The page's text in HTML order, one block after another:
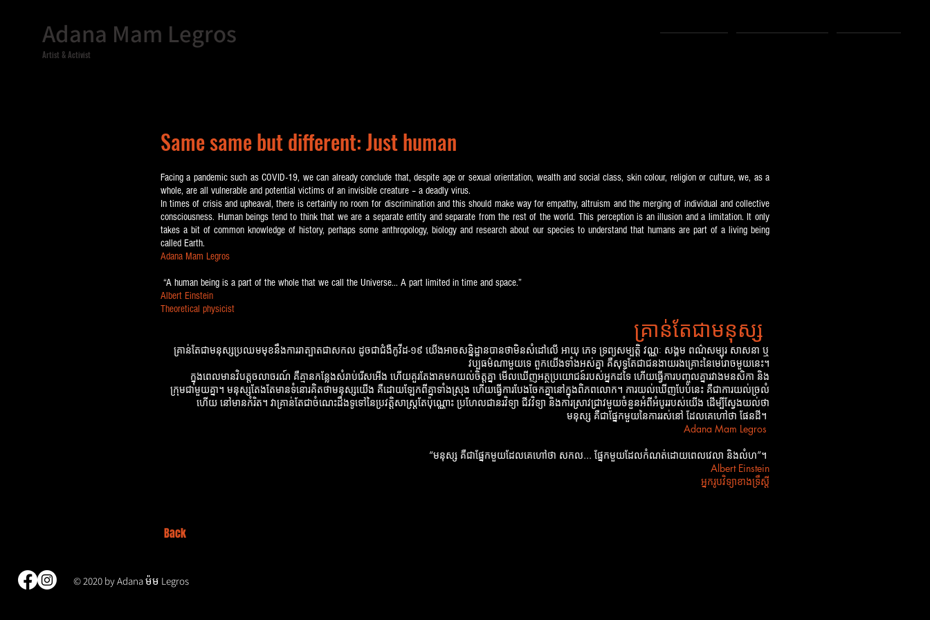
Adana Mam Legros
Artist & Activist
Same same but different: Just human
Facing a pandemic such as COVID-19, we can already conclude that, despite age or sexual orientation, wealth and social class, skin colour, religion or culture, we, as a
whole, are all vulnerable and potential victims of an invisible creature – a deadly virus.
In times of crisis and upheaval, there is certainly no room for discrimination and this should make way for empathy, altruism and the merging of individual and collective
consciousness. Human beings tend to think that we are a separate entity and separate from the rest of the world. This perception is an illusion and a limitation. It only
takes a bit of common knowledge of history, perhaps some anthropology, biology and research about our species to understand that humans are part of a living being
called Earth.
Adana Mam Legros
“A human being is a part of the whole that we call the Universe... A part limited in time and space.”
Albert Einstein
Theoretical physicist
គ្រាន់តែជាមនុស្ស
គ្រាន់តែជាមនុស្សប្រឈមមុខនឹងការរាត្បាតជាសកល ដូចជាជំងឺកូវីដ-១៩ យើងអាចសន្និដ្ឋានបានថាមិនសំដៅលើ អាយុ ភេទ ទ្រព្យសម្បត្តិ វណ្ណៈ សង្គម ពណ៌សម្បុរ សាសនា ឬ
វប្បធម៌ណាមួយទេ ពួកយើងទាំងអស់គ្នា គឺសុទ្ធតែជាជនងាយរងគ្រោះនៃមេរោចមួយនេះ។
ក្នុងពេលមានវិបត្តចលាចរណ៍ គឺគ្មានកន្លែងសំរាប់រើសអើង ហើយគួរតែងាគមកយល់ចិត្តគ្នា មើលឃើញអត្ថប្រយោជន៍របស់អ្នកដទៃ ហើយធ្វើការបញ្ចូលគ្នារវាងមនសិកា និង
ក្រុមជាមួយគ្នា។ មនុស្សតែងតែមានទំនោរគិតថាមនុស្សយើង គឺដោយឡែកពីគ្នាទាំងស្រុង ហើយធ្វើការបែងចែកគ្នានៅក្នុងពិភពលោក។ ការយល់ឃើញបែបនេះ គឺជាការយល់ច្រលំ
ហើយ​ នៅមានកំរិត។ វាគ្រាន់តែជាចំណេះដឹងទូទៅនៃប្រវត្តិសាស្រ្ដតែប៉ុណ្ណោះ ប្រហែលជានរវិទ្យា ជីវវិទ្យា និងការស្រាវជ្រាវមួយចំនួនអំពីអំបូររបស់យើង ដើម្បីស្វែងយល់ថា
មនុស្ស គឺជាផ្នែកមួយនៃការរស់នៅ ដែលគេហៅថា ផែនដី។
Adana Mam Legros
“មនុស្ស គឺជាផ្នែកមួយដែលគេហៅថា សកល... ផ្នែកមួយដែលកំណត់ដោយពេលវេលា និងលំហ”។
Albert Einstein
អ្នករូបវិទ្យាខាងទ្រឹស្តី
Back
© 2020 by Adanaម៉ម Legros